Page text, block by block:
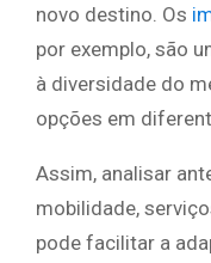
novo destino. Os
por exemplo, são
à diversidade do
opções em
Assim, analisar
mobilidade,
pode facilitar a